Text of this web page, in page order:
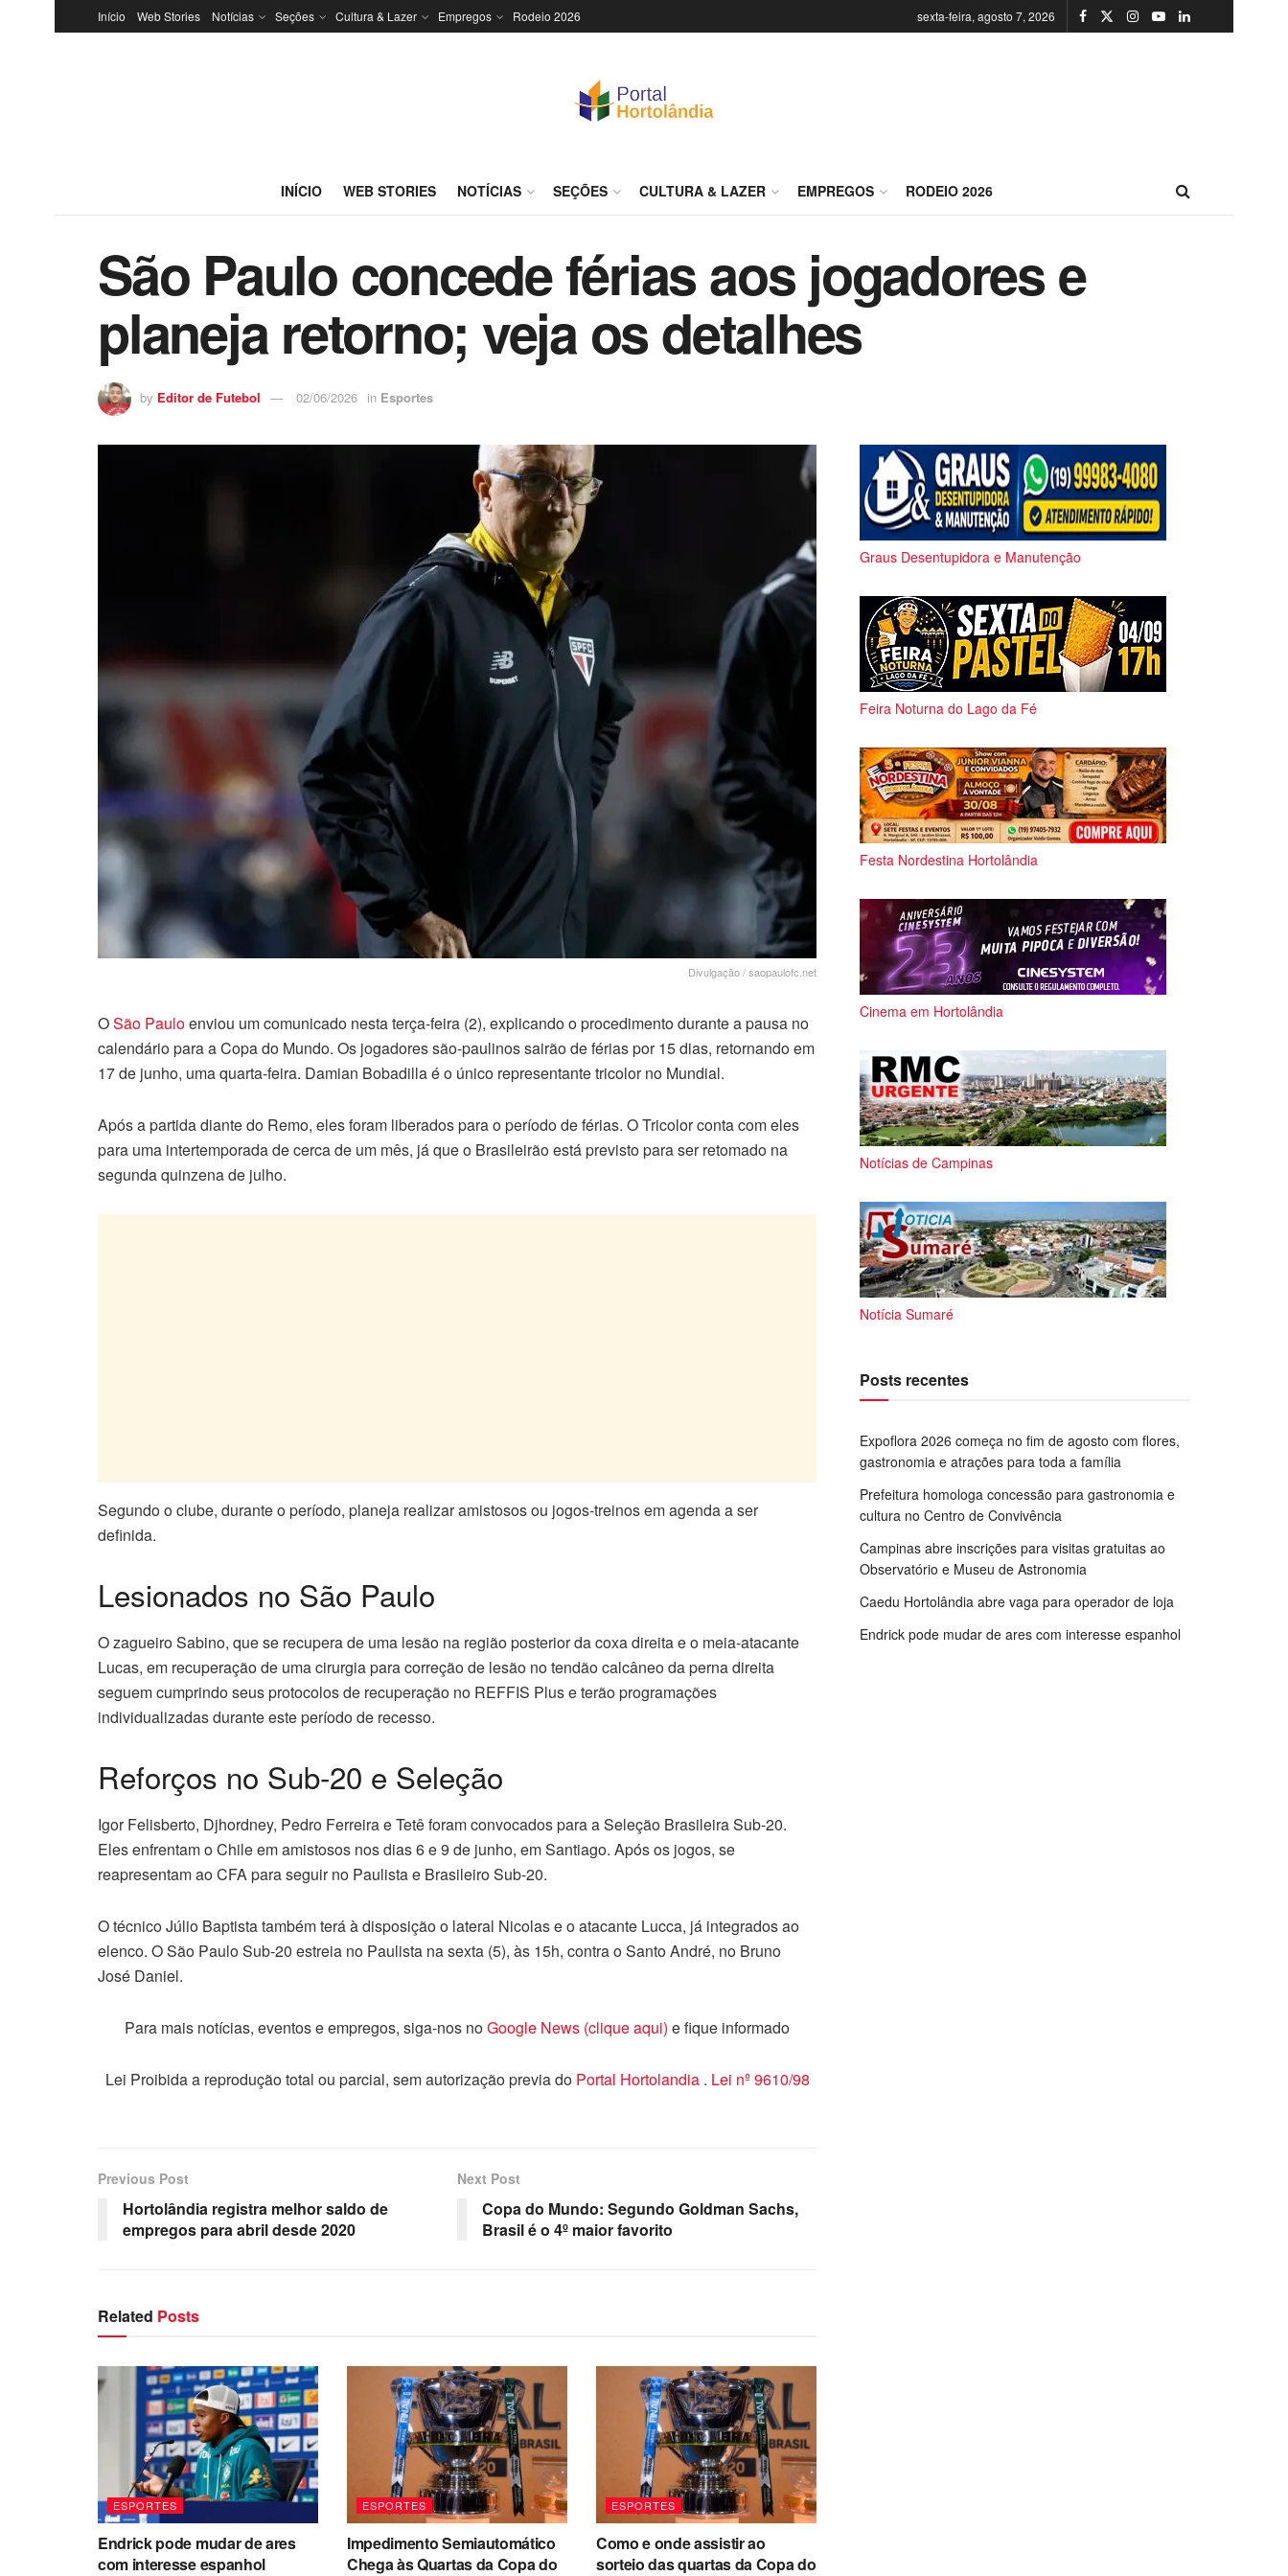
Início Web Stories Notícias Seções Cultura & Lazer Empregos Rodeio 2026 sexta-feira, agosto 7, 2026
INÍCIO WEB STORIES NOTÍCIAS SEÇÕES CULTURA & LAZER EMPREGOS RODEIO 2026
São Paulo concede férias aos jogadores e
planeja retorno; veja os detalhes
by Editor de Futebol 02/06/2026 in Esportes
Divulgação / saopaulofc.net
OSão Pauloenviou um comunicado nesta terça-feira (2), explicando o procedimento durante a pausa no
calendário para a Copa do Mundo. Os jogadores são-paulinos sairão de férias por 15 dias, retornando em
17 de junho, uma quarta-feira. Damian Bobadilla é o único representante tricolor no Mundial.
Após a partida diante do Remo, eles foram liberados para o período de férias. O Tricolor conta com eles
para uma intertemporada de cerca de um mês, já que o Brasileirão está previsto para ser retomado na
segunda quinzena de julho.
Segundo o clube, durante o período, planeja realizar amistosos ou jogos-treinos em agenda a ser
definida.
Lesionados no São Paulo
O zagueiro Sabino, que se recupera de uma lesão na região posterior da coxa direita e o meia-atacante
Lucas, em recuperação de uma cirurgia para correção de lesão no tendão calcâneo da perna direita
seguem cumprindo seus protocolos de recuperação no REFFIS Plus e terão programações
individualizadas durante este período de recesso.
Reforços no Sub-20 e Seleção
Igor Felisberto, Djhordney, Pedro Ferreira e Tetê foram convocados para a Seleção Brasileira Sub-20.
Eles enfrentam o Chile em amistosos nos dias 6 e 9 de junho, em Santiago. Após os jogos, se
reapresentam ao CFA para seguir no Paulista e Brasileiro Sub-20.
O técnico Júlio Baptista também terá à disposição o lateral Nicolas e o atacante Lucca, já integrados ao
elenco. O São Paulo Sub-20 estreia no Paulista na sexta (5), às 15h, contra o Santo André, no Bruno
José Daniel.
Para mais notícias, eventos e empregos, siga-nos noGoogle News (clique aqui) e fique informado
Lei Proibida a reprodução total ou parcial, sem autorização previa do Portal Hortolandia . Lei nº 9610/98
Previous Post
Hortolândia registra melhor saldo de
empregos para abril desde 2020
Next Post
Copa do Mundo: Segundo Goldman Sachs,
Brasil é o 4º maior favorito
Related Posts
ESPORTES
Endrick pode mudar de ares
com interesse espanhol
ESPORTES
Impedimento Semiautomático
Chega às Quartas da Copa do
ESPORTES
Como e onde assistir ao
sorteio das quartas da Copa do
Graus Desentupidora e Manutenção
Feira Noturna do Lago da Fé
Festa Nordestina Hortolândia
Cinema em Hortolândia
Notícias de Campinas
Notícia Sumaré
Posts recentes
Expoflora 2026 começa no fim de agosto com flores,
gastronomia e atrações para toda a família
Prefeitura homologa concessão para gastronomia e
cultura no Centro de Convivência
Campinas abre inscrições para visitas gratuitas ao
Observatório e Museu de Astronomia
Caedu Hortolândia abre vaga para operador de loja
Endrick pode mudar de ares com interesse espanhol